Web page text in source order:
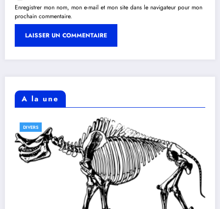
Enregistrer mon nom, mon e-mail et mon site dans le navigateur pour mon
prochain commentaire.
A la une
DIVERS